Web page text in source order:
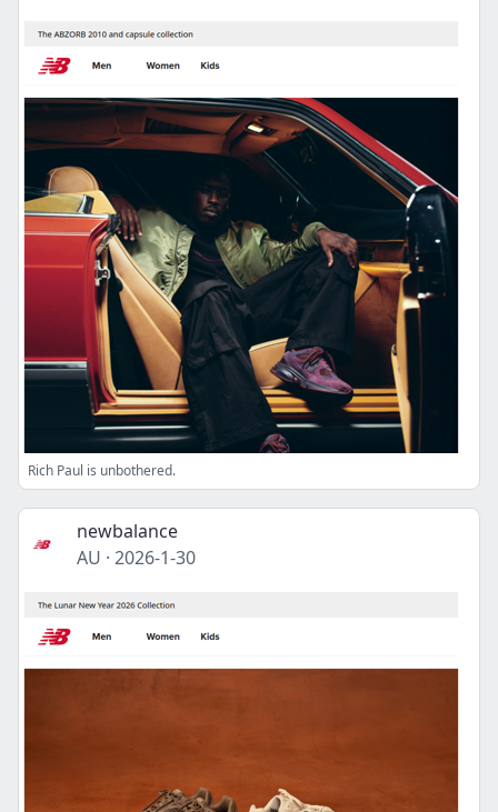
Rich Paul is unbothered.
newbalance
AU · 2026-1-30